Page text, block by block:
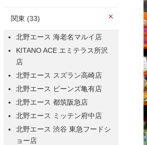
関東 (33)
北野エース 海老名マルイ店
KITANO ACE エミテラス所沢
店
北野エース スズラン高崎店
北野エース ビーンズ亀有店
北野エース 都筑阪急店
北野エース ミッテン府中店
北野エース 渋谷 東急フードシ
ョー店